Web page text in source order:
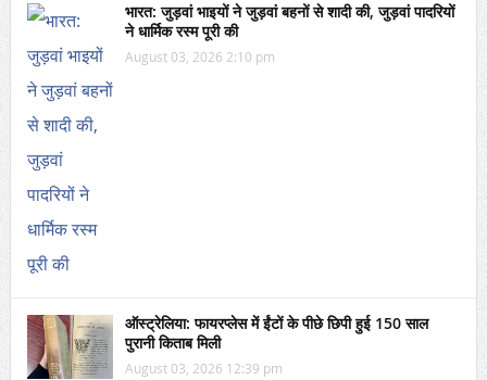
भारत: जुड़वां भाइयों ने जुड़वां बहनों से शादी की, जुड़वां पादरियों
ने धार्मिक रस्म पूरी की
August 03, 2026 2:10 pm
ऑस्ट्रेलिया: फायरप्लेस में ईंटों के पीछे छिपी हुई 150 साल
पुरानी किताब मिली
August 03, 2026 12:39 pm